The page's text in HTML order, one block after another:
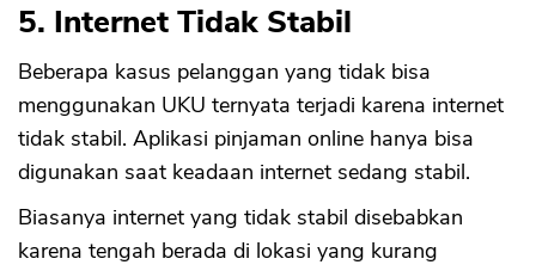
5. Internet Tidak Stabil
Beberapa kasus pelanggan yang tidak bisa
menggunakan UKU ternyata terjadi karena internet
tidak stabil. Aplikasi pinjaman online hanya bisa
digunakan saat keadaan internet sedang stabil.
Biasanya internet yang tidak stabil disebabkan
karena tengah berada di lokasi yang kurang